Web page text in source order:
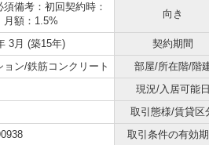
須備考：初回契約時：
月額：1.5%
向き
3月 (築15年) 契約期間
ョン/鉄筋コンクリート 部屋/所在階/階
現況/入居可能日
取引態様/賃貸区
取引条件の有効